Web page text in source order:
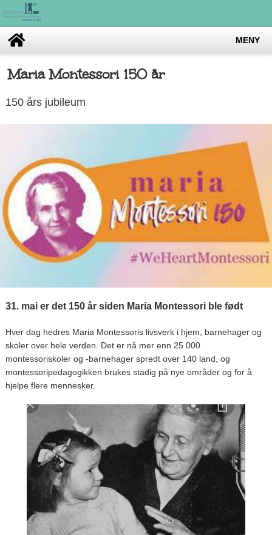
MENY
Maria Montessori 150 år
150 års jubileum
31. mai er det 150 år siden Maria Montessori ble født
Hver dag hedres Maria Montessoris livsverk i hjem, barnehager og
skoler over hele verden. Det er nå mer enn 25 000
montessoriskoler og -barnehager spredt over 140 land, og
montessoripedagogikken brukes stadig på nye områder og for å
hjelpe flere mennesker.